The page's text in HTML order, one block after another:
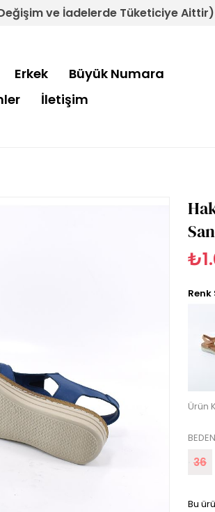
ve İadelerde Tüketiciye Aittir)
Erkek
Büyük Numara
İletişim
Ürün
BEDEN
36
Bu